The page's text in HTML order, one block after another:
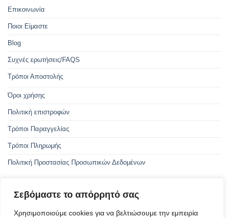
Σεβόμαστε το απόρρητό σας
Χρησιμοποιούμε cookies για να βελτιώσουμε την εμπειρία
Επικοινωνία
Ποιοι Είμαστε
Blog
Συχνές ερωτήσεις/FAQS
Τρόποι Αποστολής
Όροι χρήσης
Πολιτική επιστροφών
Τρόποι Παραγγελίας
Τρόποι Πληρωμής
Πολιτική Προστασίας Προσωπικών Δεδομένων
Με την συγχρηματοδότηση της Ελλάδας και της Ευρωπαϊκής Ένωσης